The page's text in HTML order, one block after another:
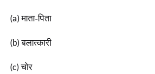
(a)माता-पिता
(b)बलात्कारी
(c)चोर